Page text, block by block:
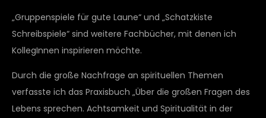
„Gruppenspiele für gute Laune“ und „Schatzkiste
Schreibspiele“ sind weitere Fachbücher, mit denen ich
KollegInnen inspirieren möchte.
Durch die große Nachfrage an spirituellen Themen
verfasste ich das Praxisbuch „Über die großen Fragen des
Lebens sprechen. Achtsamkeit und Spiritualität in der